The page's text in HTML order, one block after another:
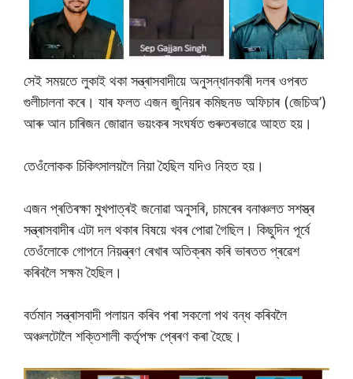
সেই সময়তে লুকাই থকা সন্ত্ৰাসবাদীয়ে অনুসন্ধানকাৰী দলৰ ওপৰত
গুলীচালনা কৰে। যাৰ ফলত এজন জুনিয়ৰ কমিছনড অফিচাৰ (জেচিঅ’)
আৰু আন চাৰিজন জোৱান ভয়ংকৰ সংঘৰ্ষত গুৰুতৰভাৱে আহত হয়।
তেওঁলোকক চিকিৎসালয়লৈ নিয়া হৈছিল যদিও নিহত হয়।
এজন প্ৰতিৰক্ষা মুখপাত্ৰই জনোৱা অনুসৰি, চামৰেৰ বনাঞ্চলত সশস্ত্ৰ
সন্ত্ৰাসবাদীৰ এটা দল থকাৰ বিষয়ে খবৰ পোৱা গৈছিল। কিছুদিন পূৰ্বে
তেওঁলোকে গোপনে নিয়ন্ত্ৰণ ৰেখাৰ অতিক্ৰম কৰি ভাৰতত প্ৰৱেশ
কৰিবলৈ সক্ষম হৈছিল।
বৰ্তমান সন্ত্ৰাসবাদী পলায়ন কৰিব পৰা সকলো পথ বন্ধ কৰিবলৈ
অঞ্চলটোলৈ শক্তিশালী কৰ্তৃপক্ষ প্ৰেৰণ কৰা হৈছে।